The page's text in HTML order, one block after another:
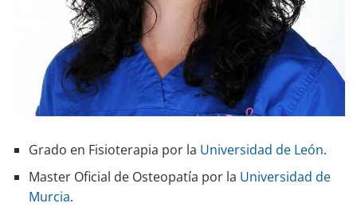
Grado en Fisioterapia por la Universidad de León.
Master Oficial de Osteopatía por la Universidad de
Murcia.